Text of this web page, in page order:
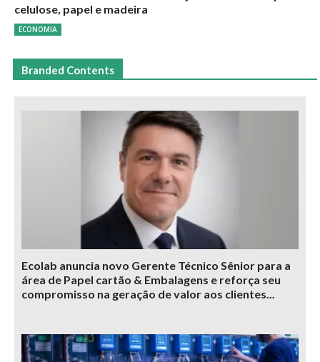
celulose, papel e madeira
ECONOMIA
Branded Contents
Ecolab anuncia novo Gerente Técnico Sênior para a
área de Papel cartão & Embalagens e reforça seu
compromisso na geração de valor aos clientes...